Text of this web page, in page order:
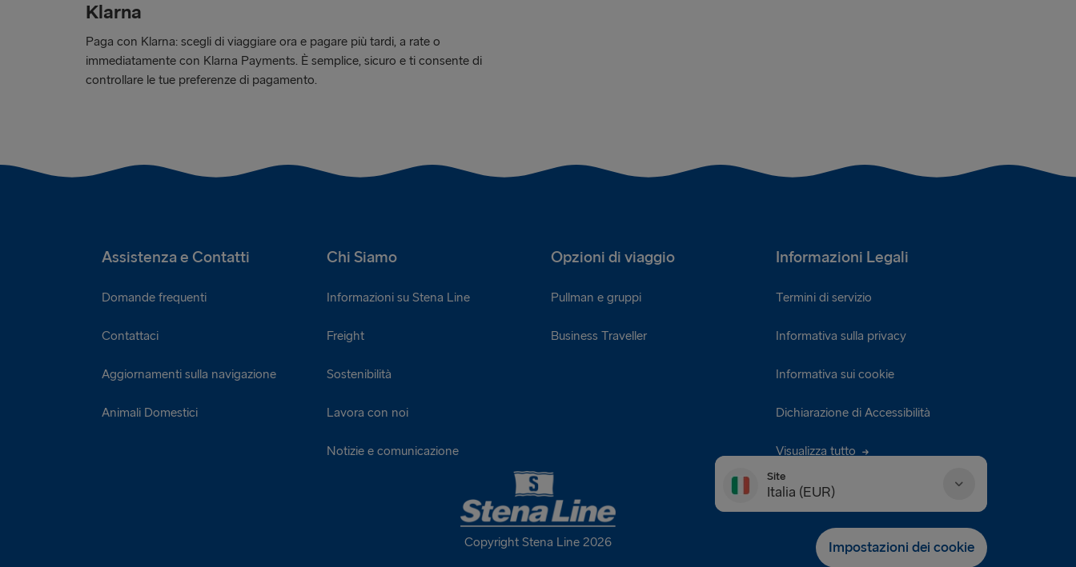
Klarna
Paga con Klarna: scegli di viaggiare ora e pagare più tardi, a rate o
immediatamente con Klarna Payments. È semplice, sicuro e ti consente di
controllare le tue preferenze di pagamento.
Assistenza e Contatti Chi Siamo Opzioni di viaggio Informazioni Legali
Domande frequenti
Contattaci
Aggiornamenti sulla navigazione
Animali Domestici
Informazioni su Stena Line
Freight
Sostenibilità
Lavora con noi
Notizie e comunicazione
Pullman e gruppi
Business Traveller
Termini di servizio
Informativa sulla privacy
Informativa sui cookie
Dichiarazione di Accessibilità
Visualizza tutto
Copyright Stena Line 2026
Site
Italia (EUR)
Danmark (DKK)
Impostazioni dei cookie